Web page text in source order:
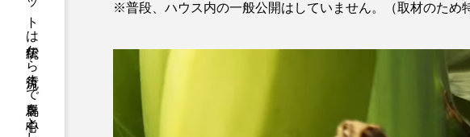
※普段、ハウス内の一般公開はしていません。（取材のため